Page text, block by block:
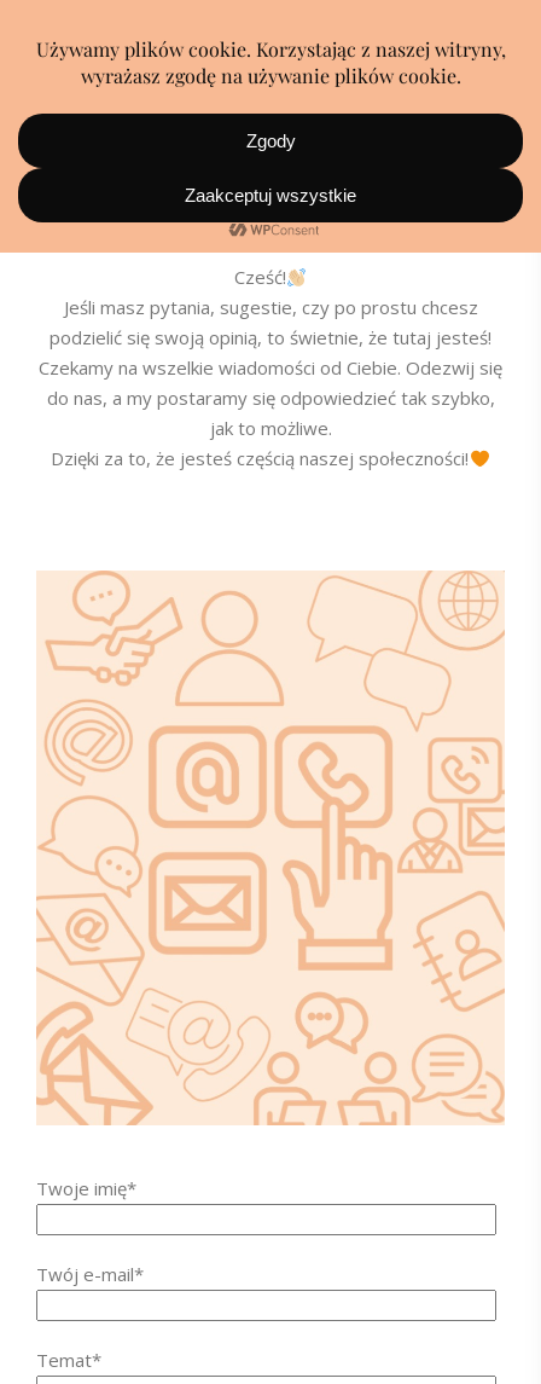
KONTAKT
Cześć!
Jeśli masz pytania, sugestie, czy po prostu chcesz
podzielić się swoją opinią, to świetnie, że tutaj jesteś!
Czekamy na wszelkie wiadomości od Ciebie. Odezwij się
do nas, a my postaramy się odpowiedzieć tak szybko,
jak to możliwe.
Dzięki za to, że jesteś częścią naszej społeczności!
Twoje imię*
Twój e-mail*
Temat*